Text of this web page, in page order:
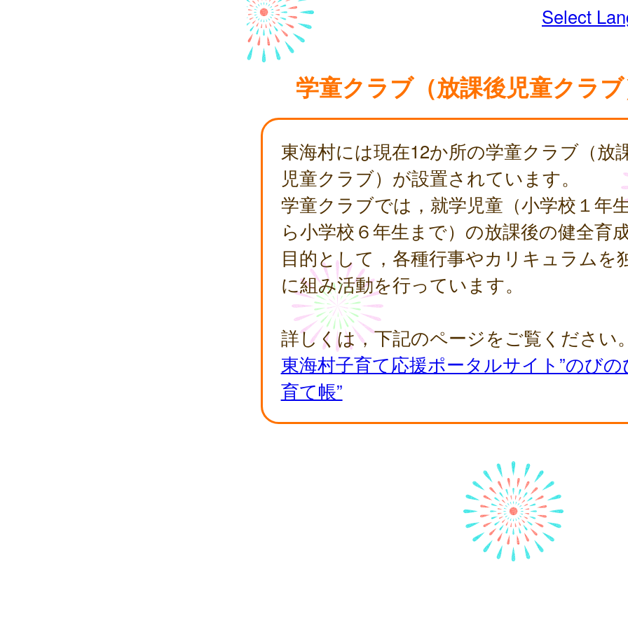
Select
学童クラブ（放課後児童クラ
東海村には現在12か所の学童クラブ（放
児童クラブ）が設置されています。
学童クラブでは，就学児童（小学校１年
ら小学校６年生まで）の放課後の健全育
目的として，各種行事やカリキュラムを
に組み活動を行っています。
詳しくは，下記のページをご覧ください
東海村子育て応援ポータルサイト”のびの
育て帳”